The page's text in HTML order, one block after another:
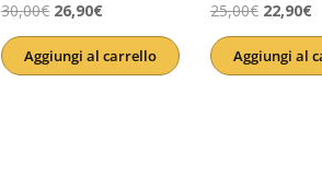
30,00€ Il
prezzo
originale
26,90€Il
prezzo
attuale
Aggiungi al carrello
25,00€ Il
prezzo
originale
22,90€Il
Aggiungi al